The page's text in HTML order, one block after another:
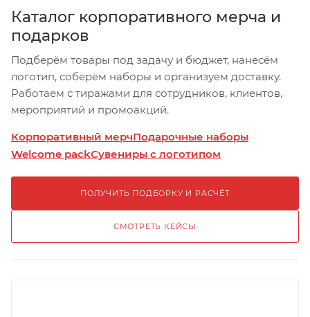
Каталог корпоративного мерча и
подарков
Подберём товары под задачу и бюджет, нанесём
логотип, соберём наборы и организуем доставку.
Работаем с тиражами для сотрудников, клиентов,
мероприятий и промоакций.
Корпоративный мерчПодарочные наборы
Welcome packСувениры с логотипом
ПОЛУЧИТЬ ПОДБОРКУ И РАСЧЁТ
СМОТРЕТЬ КЕЙСЫ